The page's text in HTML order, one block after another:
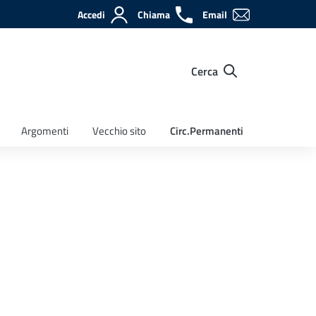
Accedi Chiama Email
Cerca
Argomenti Vecchio sito Circ.Permanenti